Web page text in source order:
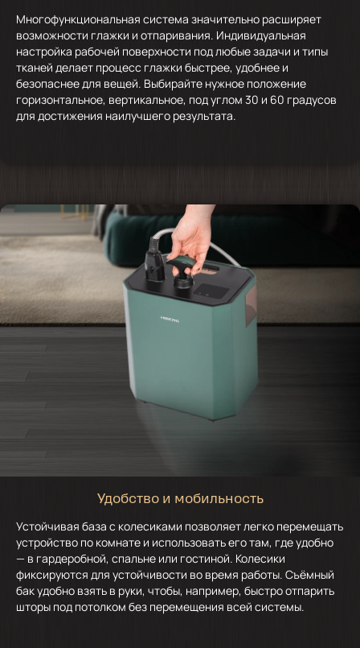
Многофункциональная система значительно расширяет
возможности глажки и отпаривания. Индивидуальная
настройка рабочей поверхности под любые задачи и типы
тканей делает процесс глажки быстрее, удобнее и
безопаснее для вещей. Выбирайте нужное положение
горизонтальное, вертикальное, под углом 30 и 60 градусов
для достижения наилучшего результата.
Удобство и мобильность
Устойчивая база с колесиками позволяет легко перемещать
устройство по комнате и использовать его там, где удобно
— в гардеробной, спальне или гостиной. Колесики
фиксируются для устойчивости во время работы. Съёмный
бак удобно взять в руки, чтобы, например, быстро отпарить
шторы под потолком без перемещения всей системы.